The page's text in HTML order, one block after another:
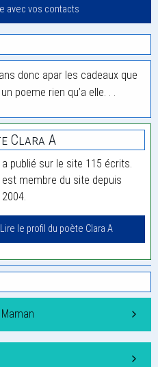
avec vos contacts
donc apar les cadeaux que
poeme rien qu’a elle. . .
Clara A
a publié sur le site 115 écrits.
est membre du site depuis
Lire le profil du poète Clara A